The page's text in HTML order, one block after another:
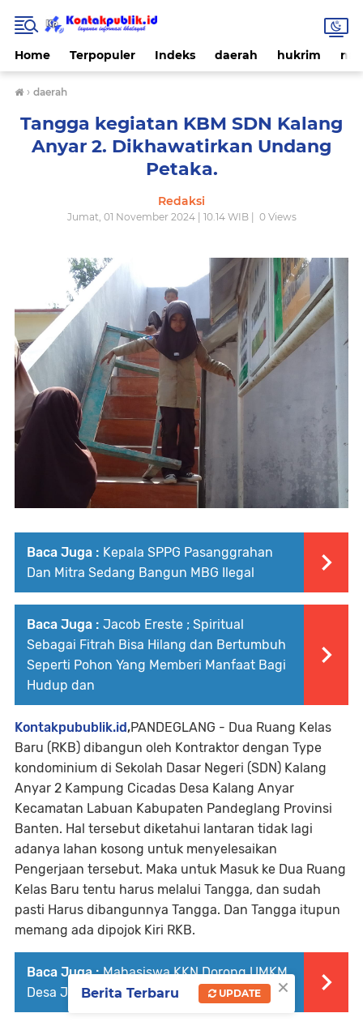
Home Terpopuler Indeks daerah hukrim
› daerah
Tangga kegiatan KBM SDN Kalang
Anyar 2. Dikhawatirkan Undang
Petaka.
Redaksi
Jumat, 01 November 2024 | 10.14 WIB | 0Views
Baca Juga : Kepala SPPG Pasanggrahan
Dan Mitra Sedang Bangun MBG Ilegal
Baca Juga : Jacob Ereste ; Spiritual
Sebagai Fitrah Bisa Hilang dan Bertumbuh
Seperti Pohon Yang Memberi Manfaat Bagi
Hudup dan
Kontakpubublik.id,PANDEGLANG - Dua Ruang Kelas
Baru (RKB) dibangun oleh Kontraktor dengan Type
kondominium di Sekolah Dasar Negeri (SDN) Kalang
Anyar 2 Kampung Cicadas Desa Kalang Anyar
Kecamatan Labuan Kabupaten Pandeglang Provinsi
Banten. Hal tersebut diketahui lantaran tidak lagi
adanya lahan kosong untuk menyelesaikan
Pengerjaan tersebut. Maka untuk Masuk ke Dua Ruang
Kelas Baru tentu harus melalui Tangga, dan sudah
pasti Harus dibangunnya Tangga. Dan Tangga itupun
memang ada dipojok Kiri RKB.
Baca Juga : Mahasiswa KKN Dorong UMKM
Desa Jagabaya
×
Berita Terbaru UPDATE